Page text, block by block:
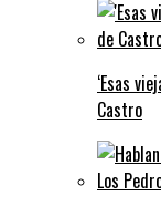
‘Esas
Castro